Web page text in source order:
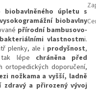
biobavlněného úpletu s
vysokogramážní biobavlny
přírodní bambusovo-
vlastnostmi.
plenky, ale i prodyšnost,
lépe chráněna před
ortopedických doporučení,
nožkama a vyšší, ladně
zdravý a přirozený vývoj